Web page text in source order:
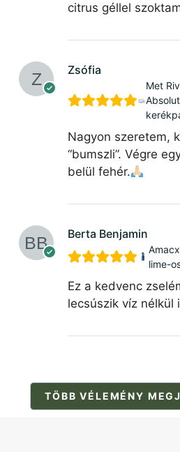
citrus géllel
Zsófia
Met
Nagyon szeretem,
“bumszli”. Végre
belül fehér.
Berta Benjamin
lime-
Ez a kedvenc
lecsúszik víz nélkül
TÖBB VÉLEMÉNY